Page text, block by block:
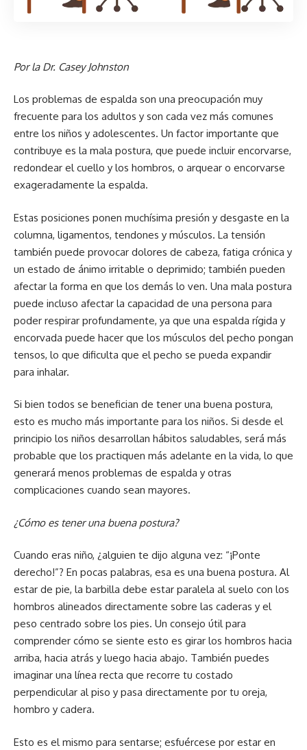
Por la Dr. Casey Johnston
Los problemas de espalda son una preocupación muy
frecuente para los adultos y son cada vez más comunes
entre los niños y adolescentes. Un factor importante que
contribuye es la mala postura, que puede incluir encorvarse,
redondear el cuello y los hombros, o arquear o encorvarse
exageradamente la espalda.
Estas posiciones ponen muchísima presión y desgaste en la
columna, ligamentos, tendones y músculos. La tensión
también puede provocar dolores de cabeza, fatiga crónica y
un estado de ánimo irritable o deprimido; también pueden
afectar la forma en que los demás lo ven. Una mala postura
puede incluso afectar la capacidad de una persona para
poder respirar profundamente, ya que una espalda rígida y
encorvada puede hacer que los músculos del pecho pongan
tensos, lo que dificulta que el pecho se pueda expandir
para inhalar.
Si bien todos se benefician de tener una buena postura,
esto es mucho más importante para los niños. Si desde el
principio los niños desarrollan hábitos saludables, será más
probable que los practiquen más adelante en la vida, lo que
generará menos problemas de espalda y otras
complicaciones cuando sean mayores.
¿Cómo es tener una buena postura?
Cuando eras niño, ¿alguien te dijo alguna vez: “¡Ponte
derecho!”? En pocas palabras, esa es una buena postura. Al
estar de pie, la barbilla debe estar paralela al suelo con los
hombros alineados directamente sobre las caderas y el
peso centrado sobre los pies. Un consejo útil para
comprender cómo se siente esto es girar los hombros hacia
arriba, hacia atrás y luego hacia abajo. También puedes
imaginar una línea recta que recorre tu costado
perpendicular al piso y pasa directamente por tu oreja,
hombro y cadera.
Esto es el mismo para sentarse; esfuércese por estar en